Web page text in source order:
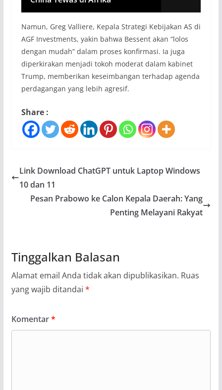
Namun, Greg Valliere, Kepala Strategi Kebijakan AS di
AGF Investments, yakin bahwa Bessent akan “lolos
dengan mudah” dalam proses konfirmasi. Ia juga
diperkirakan menjadi tokoh moderat dalam kabinet
Trump, memberikan keseimbangan terhadap agenda
perdagangan yang lebih agresif.
Share :
Link Download ChatGPT untuk Laptop Windows
10 dan 11
Pesan Prabowo ke Calon Kepala Daerah: Yang
Penting Melayani Rakyat
Tinggalkan Balasan
Alamat email Anda tidak akan dipublikasikan. Ruas
yang wajib ditandai *
Komentar*